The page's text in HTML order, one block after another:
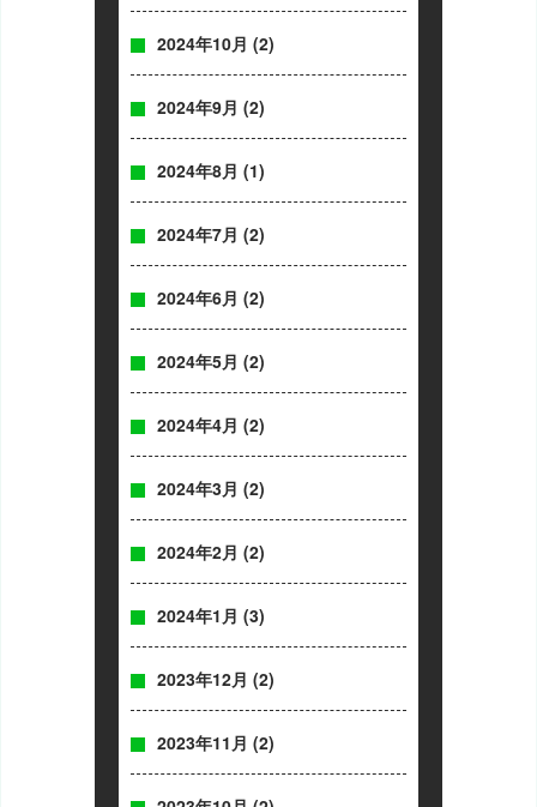
2024年10月 (2)
2024年9月 (2)
2024年8月 (1)
2024年7月 (2)
2024年6月 (2)
2024年5月 (2)
2024年4月 (2)
2024年3月 (2)
2024年2月 (2)
2024年1月 (3)
2023年12月 (2)
2023年11月 (2)